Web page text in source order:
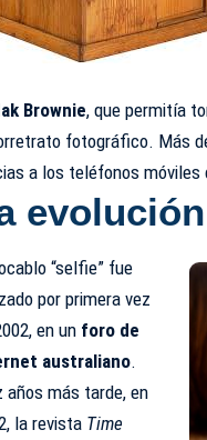
Brownie, que permitía
fotográfico. Más
a los teléfonos
“selfie” fue
por primera vez
en un foro de
australiano.
años más tarde, en
la revista Time